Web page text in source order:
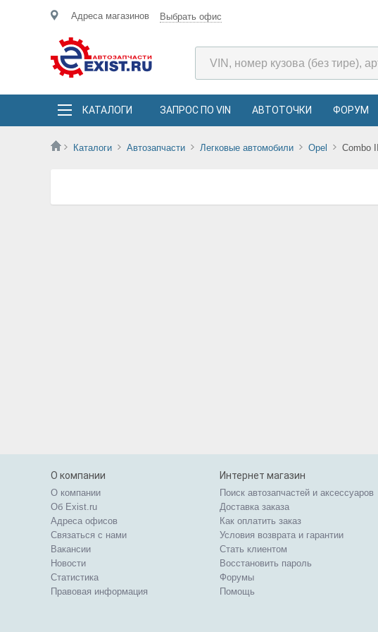
Адреса магазинов Выбрать офис
КАТАЛОГИ ЗАПРОС ПО VIN АВТОТОЧКИ ФОРУМ
Каталоги Автозапчасти Легковые автомобили Opel Combo III
О компании
О компании
Об Exist.ru
Адреса офисов
Связаться с нами
Вакансии
Новости
Статистика
Правовая информация
Интернет магазин
Поиск автозапчастей и аксессуаров
Доставка заказа
Как оплатить заказ
Условия возврата и гарантии
Стать клиентом
Восстановить пароль
Форумы
Помощь